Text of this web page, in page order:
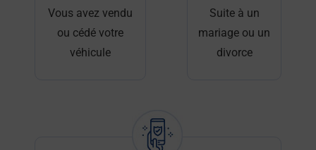
Vous avez vendu
ou cédé votre
véhicule
Suite à un
mariage ou un
divorce